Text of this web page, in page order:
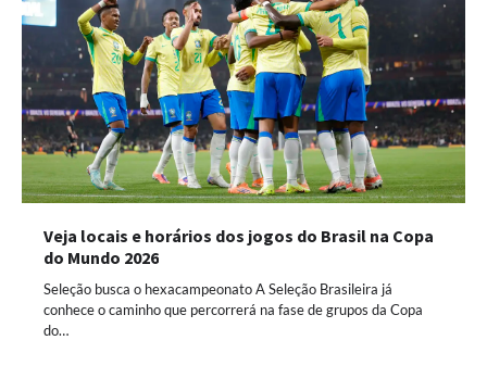
Veja locais e horários dos jogos do Brasil na Copa
do Mundo 2026
Seleção busca o hexacampeonato A Seleção Brasileira já
conhece o caminho que percorrerá na fase de grupos da Copa
do…